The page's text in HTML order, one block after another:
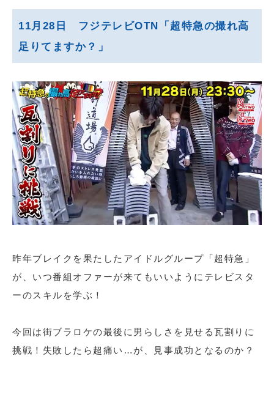
11月28日 フジテレビOTN「超特急の撮れ高
足りてますか？」
昨年ブレイクを果たしたアイドルグループ「超特急」
が、いつ番組オファーが来てもいいようにテレビスタ
ーのスキルを学ぶ！
今回は街ブラロケの最後に男らしさを見せる瓦割りに
挑戦！失敗したら超痛い…が、見事成功となるのか？